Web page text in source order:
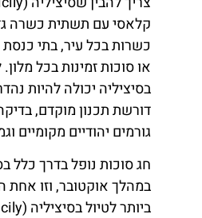
קלאסי עם תשתית כשרה
כשרות בכל עיר, בתי כנסת
או סוכות זמינות בכל
בסיציליה יכולה להיות
דורשת תכנון מוקדם,
גורמים יהודיים מקומיים
חג סוכות נופל בדרך כלל
במהלך אוקטובר, וזו אחת